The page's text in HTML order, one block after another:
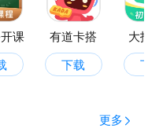
技术经验、项目成果
行业进展。
和思想碰撞，有助于
课 有道卡搭
下载
大
更多